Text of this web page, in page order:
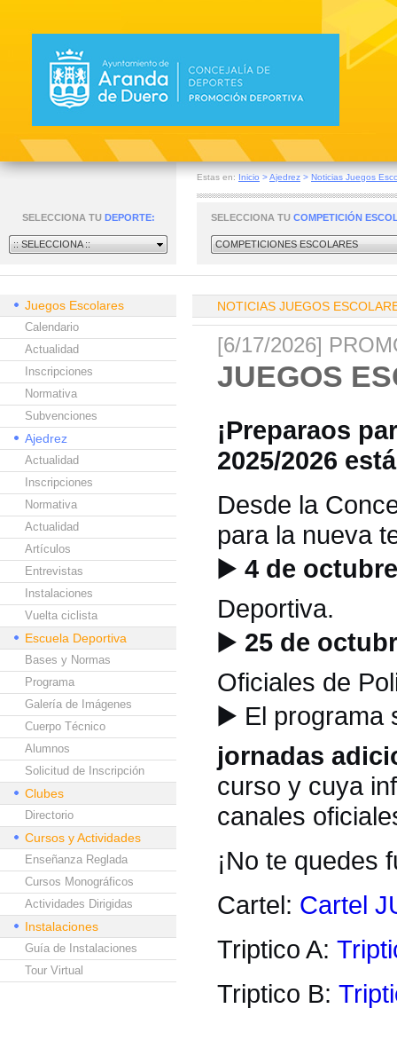
Estas en: Inicio >Ajedrez > Noticias Juegos
SELECCIONA TU DEPORTE:
:: SELECCIONA ::
SELECCIONA TU COMPETICIÓN
COMPETICIONES ESCOLARES
Juegos Escolares
Calendario
Actualidad
Inscripciones
Normativa
Subvenciones
Ajedrez
Actualidad
Inscripciones
Normativa
Actualidad
Artículos
Entrevistas
Instalaciones
Vuelta ciclista
Escuela Deportiva
Bases y Normas
Programa
Galería de Imágenes
Cuerpo Técnico
Alumnos
Solicitud de Inscripción
Clubes
Directorio
Cursos y Actividades
Enseñanza Reglada
Cursos Monográficos
Actividades Dirigidas
Instalaciones
Guía de Instalaciones
Tour Virtual
NOTICIAS JUEGOS
[6/17/2026]
JUEGOS
¡Preparaos
2025/2026
Desde la
para la nueva
▶️ 4 de
Deportiva.
▶️ 25 de
Oficiales de
▶️ El programa
jornadas
curso y cuya
canales
¡No te quedes
Cartel: Cartel
Triptico A:
Triptico B: